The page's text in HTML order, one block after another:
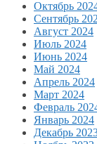
Октябрь
Сентябрь
Август 2024
Июль 2024
Июнь 2024
Май 2024
Апрель 2024
Март 2024
Февраль
Январь 2024
Декабрь